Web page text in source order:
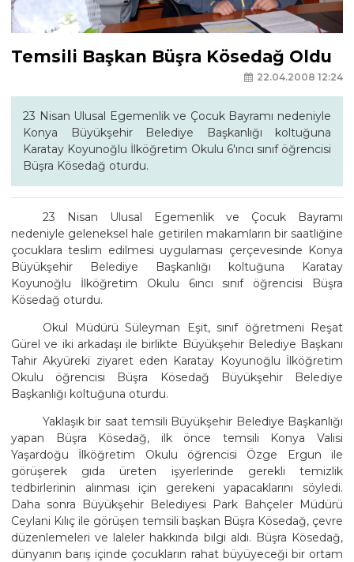
Temsili Başkan Büşra Kösedağ Oldu
22.04.2008 12:24
23 Nisan Ulusal Egemenlik ve Çocuk Bayramı nedeniyle
Konya Büyükşehir Belediye Başkanlığı koltuğuna
Karatay Koyunoğlu İlköğretim Okulu 6'ıncı sınıf öğrencisi
Büşra Kösedağ oturdu.
23 Nisan Ulusal Egemenlik ve Çocuk Bayramı
nedeniyle geleneksel hale getirilen makamların bir saatliğine
çocuklara teslim edilmesi uygulaması çerçevesinde Konya
Büyükşehir Belediye Başkanlığı koltuğuna Karatay
Koyunoğlu İlköğretim Okulu 6ıncı sınıf öğrencisi Büşra
Kösedağ oturdu.
Okul Müdürü Süleyman Eşit, sınıf öğretmeni Reşat
Gürel ve iki arkadaşı ile birlikte Büyükşehir Belediye Başkanı
Tahir Akyüreki ziyaret eden Karatay Koyunoğlu İlköğretim
Okulu öğrencisi Büşra Kösedağ Büyükşehir Belediye
Başkanlığı koltuğuna oturdu.
Yaklaşık bir saat temsili Büyükşehir Belediye Başkanlığı
yapan Büşra Kösedağ, ilk önce temsili Konya Valisi
Yaşardoğu İlköğretim Okulu öğrencisi Özge Ergun ile
görüşerek gıda üreten işyerlerinde gerekli temizlik
tedbirlerinin alınması için gerekeni yapacaklarını söyledi.
Daha sonra Büyükşehir Belediyesi Park Bahçeler Müdürü
Ceylani Kılıç ile görüşen temsili başkan Büşra Kösedağ, çevre
düzenlemeleri ve laleler hakkında bilgi aldı. Büşra Kösedağ,
dünyanın barış içinde çocukların rahat büyüyeceği bir ortam